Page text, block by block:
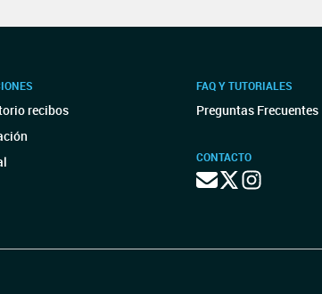
recibos
FAQ Y TUTORIALES
Preguntas Frecuentes
CONTACTO